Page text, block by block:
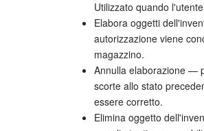
Utilizzato quando
Elabora oggetti
autorizzazione viene
magazzino.
Annulla elaborazione —
scorte allo stato
essere corretto.
Elimina oggetto